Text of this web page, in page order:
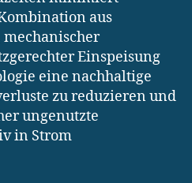
aus
Einspeisung
eine nachhaltige
zu reduzieren und
ungenutzte
in Strom